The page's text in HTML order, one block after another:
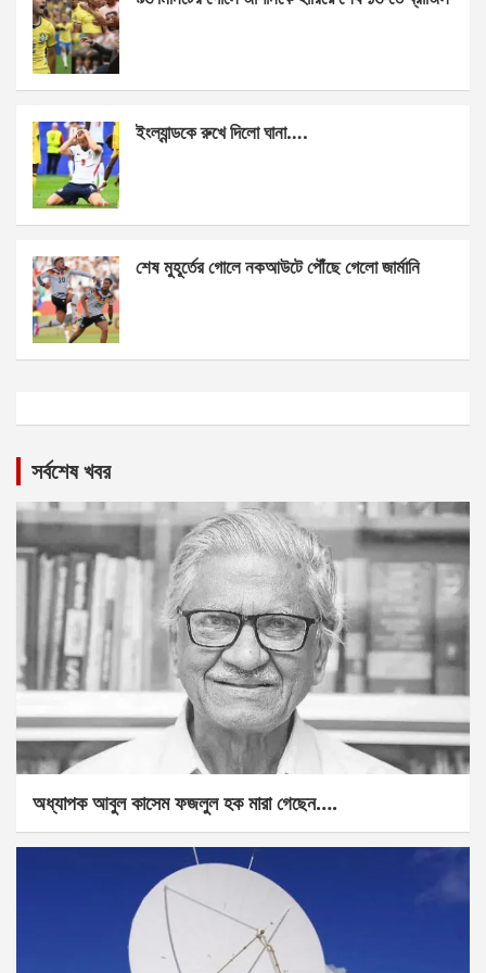
ইংল্যান্ডকে রুখে দিলো ঘানা….
শেষ মুহূর্তের গোলে নকআউটে পৌঁছে গেলো জার্মানি
সর্বশেষ খবর
অধ্যাপক আবুল কাসেম ফজলুল হক মারা গেছেন….